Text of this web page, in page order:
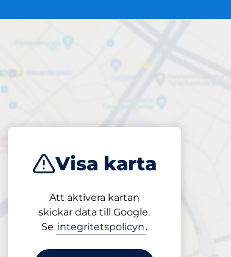
Visa karta
Att aktivera kartan
skickar data till Google.
Se integritetspolicyn .
3-37